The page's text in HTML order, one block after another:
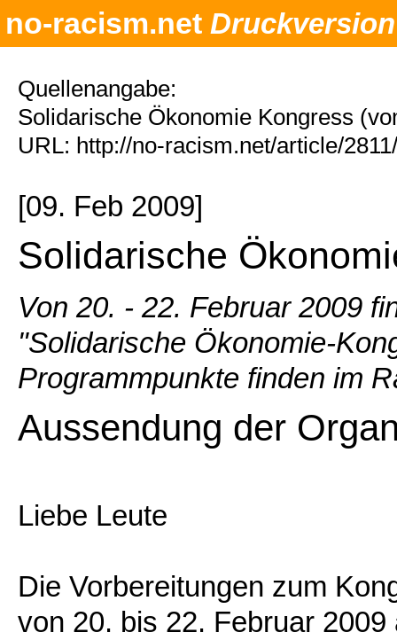
no-racism.net Druckversion
Quellenangabe:
Solidarische Ökonomie Kongress
URL: http://no-racism.net/article/
[09. Feb 2009]
Solidarische
Von 20. - 22. Februar 2009
"Solidarische Ökonomie-
Programmpunkte finden im
Aussendung der
Liebe Leute
Die Vorbereitungen zum
von 20. bis 22. Februar